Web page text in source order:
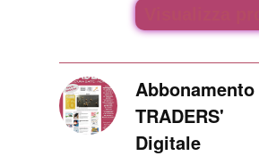
Abbonamento
TRADERS'
Digitale